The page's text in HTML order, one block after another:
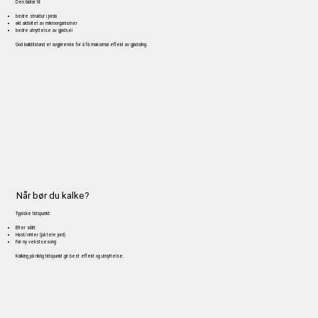
Den bidrar til:
bedre struktur i jorda
økt aktivitet av mikroorganismer
bedre utnyttelse av gjødsel
God kalktilstand er avgjørende for å få maksimal effekt av gjødsling.
Når bør du kalke?
Typiske tidspunkt:
Etter slått
Høst/vinter (på tele jord)
Før ny vekstsesong
Kalking på riktig tidspunkt gir best effekt og utnyttelse.